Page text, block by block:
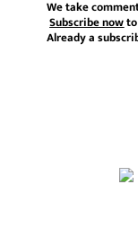
We take
Subscribe now
Already a